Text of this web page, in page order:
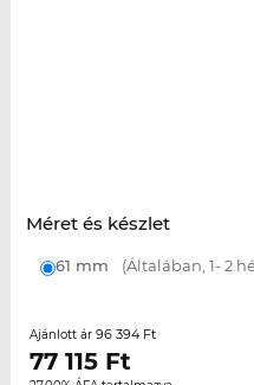
Méret és készlet
61 mm (Általában, 1- 2
Ajánlott ár 96 394 Ft
77 115Ft